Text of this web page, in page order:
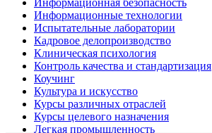
Информационная безопасность
Информационные технологии
Испытательные лаборатории
Кадровое делопроизводство
Клиническая психология
Контроль качества и стандартизация
Коучинг
Культура и искусство
Курсы различных отраслей
Курсы целевого назначения
Легкая промышленность